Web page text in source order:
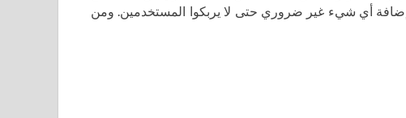
أي شيء غير ضروري حتى لا يربكوا المستخدمين. ومن